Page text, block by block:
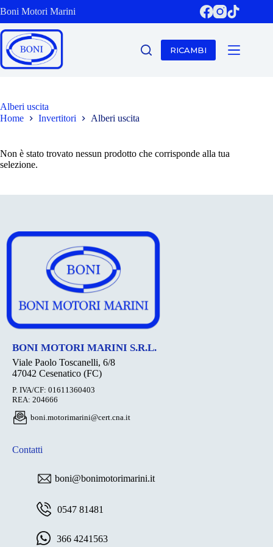
al
contenuto
Boni Motori Marini
RICAMBI
Alberi uscita
Home
Invertitori Alberi uscita
Non è stato trovato nessun prodotto che corrisponde alla tua
selezione.
BONI MOTORI MARINI S.R.L.
Viale Paolo Toscanelli, 6/8
47042 Cesenatico (FC)
P. IVA/CF: 01611360403
REA: 204666
boni.motorimarini@cert.cna.it
Contatti
boni@bonimotorimarini.it
0547 81481
366 4241563